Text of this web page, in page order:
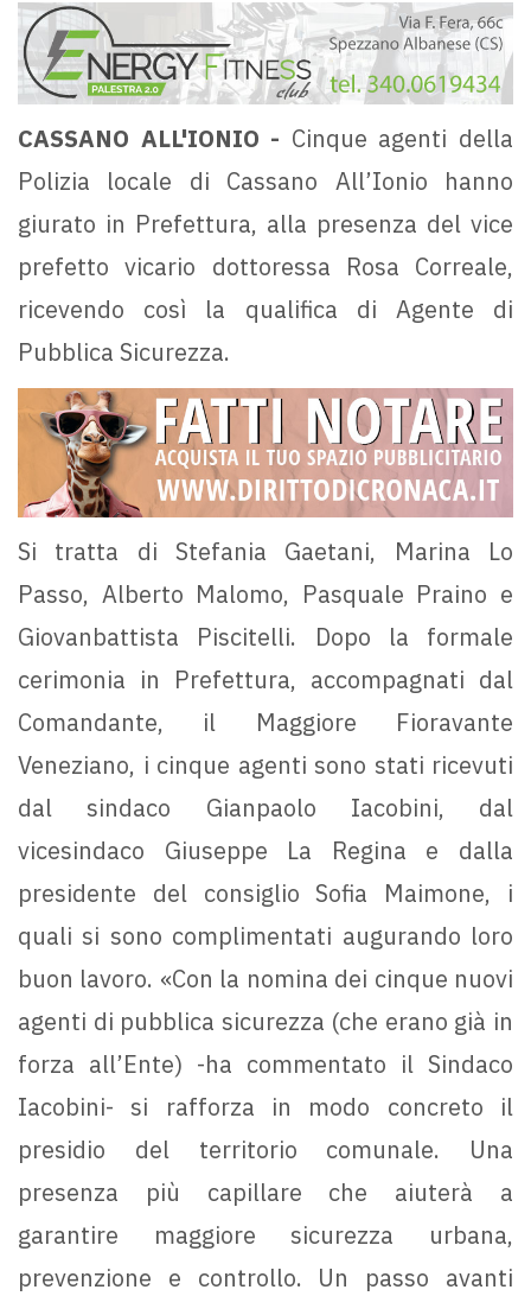
CASSANO ALL'IONIO - Cinque agenti della
Polizia locale di Cassano All’Ionio hanno
giurato in Prefettura, alla presenza del vice
prefetto vicario dottoressa Rosa Correale,
ricevendo così la qualifica di Agente di
Pubblica Sicurezza.
Si tratta di Stefania Gaetani, Marina Lo
Passo, Alberto Malomo, Pasquale Praino e
Giovanbattista Piscitelli. Dopo la formale
cerimonia in Prefettura, accompagnati dal
Comandante, il Maggiore Fioravante
Veneziano, i cinque agenti sono stati ricevuti
dal sindaco Gianpaolo Iacobini, dal
vicesindaco Giuseppe La Regina e dalla
presidente del consiglio Sofia Maimone, i
quali si sono complimentati augurando loro
buon lavoro. «Con la nomina dei cinque nuovi
agenti di pubblica sicurezza (che erano già in
forza all’Ente) -ha commentato il Sindaco
Iacobini- si rafforza in modo concreto il
presidio del territorio comunale. Una
presenza più capillare che aiuterà a
garantire maggiore sicurezza urbana,
prevenzione e controllo. Un passo avanti